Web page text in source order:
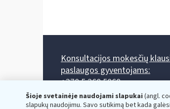
Šioje svetainėje naudojami slapukai(angl.
slapukų naudojimu. Savo sutikimą bet kada
Konsultacijos mokesčių
paslaugos gyventojams:
+370 5 260 5060
Darbo laikas: I-IV 8.00-17.00, V
Prieššventinę dieną - viena valanda